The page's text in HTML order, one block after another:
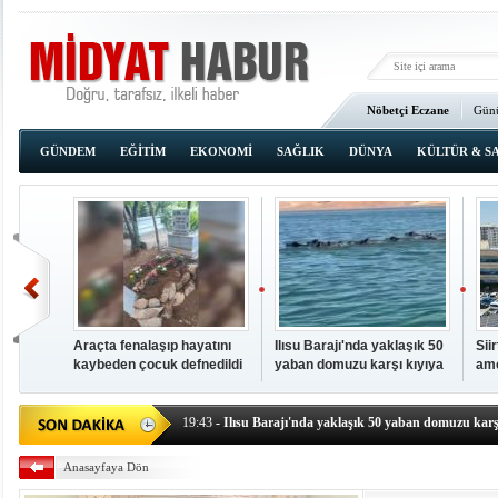
Nöbetçi Eczane
Ana Sayfa
GÜNDEM
EĞİTİM EKONOMİ SAĞLIK DÜNYA KÜLTÜR &
Araçta fenalaşıp hayatını
kaybeden çocuk defnedildi
Ilısu Barajı'nda yaklaşık 50
yaban domuzu karşı kıyıya
- OKUMAK İÇİN TIKLAYIN
19:43 - Ilısu Barajı'nda yaklaşık 50 yaban domuzu
19:42- Hacıoğlu: UMKE ekipleri bilgi, cesaret ve
19:08- HÜDA PAR Şırnak il başkanı Yalçın:
Anasayfaya Dön